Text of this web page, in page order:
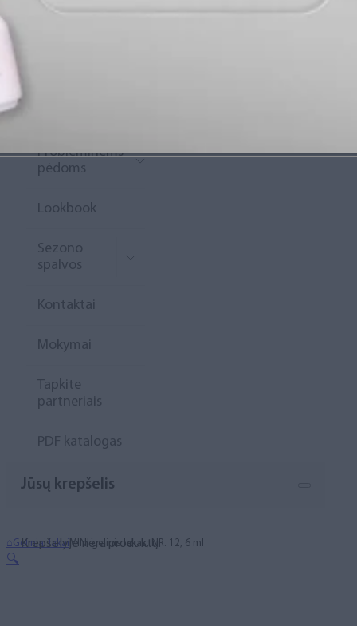
Probleminėms
pėdoms
Lookbook
Sezono
spalvos
Kontaktai
Mokymai
Tapkite
partneriais
PDF katalogas
Jūsų krepšelis
Krepšelyje nėra produktų.
⌂Geliniai lakai MINI gelinis lakas, NR. 12, 6 ml
🔍